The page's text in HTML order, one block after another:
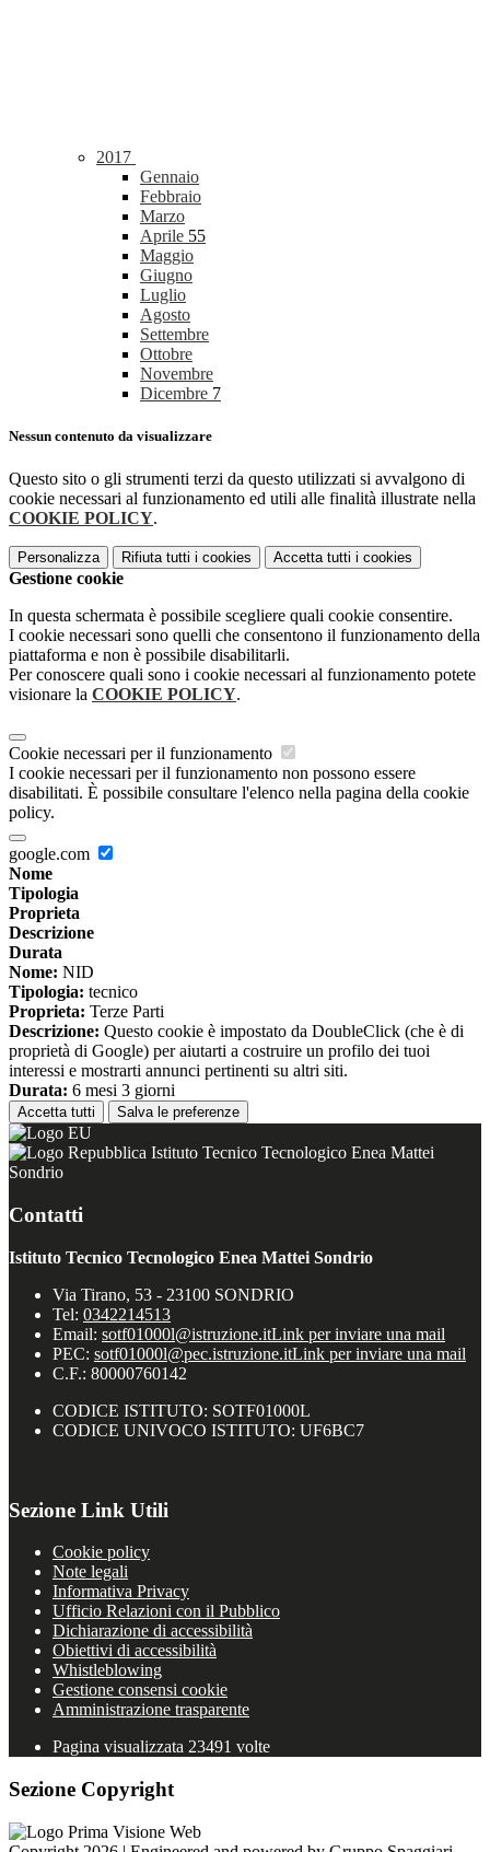
2017
Gennaio
Febbraio
Marzo
Aprile 55
Maggio
Giugno
Luglio
Agosto
Settembre
Ottobre
Novembre
Dicembre 7
Nessun contenuto da visualizzare
Questo sito o gli strumenti terzi da questo utilizzati si avvalgono di
cookie necessari al funzionamento ed utili alle finalità illustrate nella
COOKIE POLICY.
Personalizza Rifiuta tutti i cookies Accetta tutti i cookies
Gestione cookie
In questa schermata è possibile scegliere quali cookie consentire.
I cookie necessari sono quelli che consentono il funzionamento della
piattaforma e non è possibile disabilitarli.
Per conoscere quali sono i cookie necessari al funzionamento potete
visionare la COOKIE POLICY.
Cookie necessari per il funzionamento
I cookie necessari per il funzionamento non possono essere
disabilitati. È possibile consultare l'elenco nella pagina della cookie
policy.
google.com
Nome
Tipologia
Proprieta
Descrizione
Durata
Nome: NID
Tipologia: tecnico
Proprieta: Terze Parti
Descrizione: Questo cookie è impostato da DoubleClick (che è di
proprietà di Google) per aiutarti a costruire un profilo dei tuoi
interessi e mostrarti annunci pertinenti su altri siti.
Durata: 6 mesi 3 giorni
Accetta tutti Salva le preferenze
Istituto Tecnico Tecnologico Enea Mattei
Sondrio
Contatti
Istituto Tecnico Tecnologico Enea Mattei Sondrio
Via Tirano, 53 - 23100 SONDRIO
Tel: 0342214513
Email: sotf01000l@istruzione.itLink per inviare una mail
PEC: sotf01000l@pec.istruzione.itLink per inviare una mail
C.F.: 80000760142
CODICE ISTITUTO: SOTF01000L
CODICE UNIVOCO ISTITUTO: UF6BC7
Sezione Link Utili
Cookie policy
Note legali
Informativa Privacy
Ufficio Relazioni con il Pubblico
Dichiarazione di accessibilità
Obiettivi di accessibilità
Whistleblowing
Gestione consensi cookie
Amministrazione trasparente
Pagina visualizzata 23491 volte
Sezione Copyright